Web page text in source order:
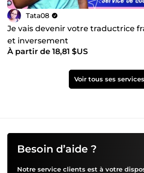
Tata08
Je vais devenir votre traductrice
et inversement
À partir de 18,81 $US
Voir tous ses services
Besoin d’aide ?
Notre service clients est à votre